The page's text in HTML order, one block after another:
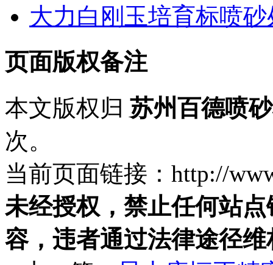
大力白刚玉培育标喷
页面版权备注
本文版权归 苏州百德喷
次。
当前页面链接：http://
未经授权，禁止任何站
容，违者通过法律途径